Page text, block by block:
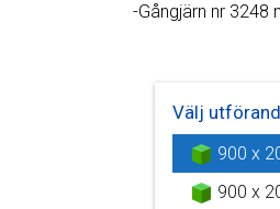
-Gångjärn nr 3248
Välj
900 x
900 x